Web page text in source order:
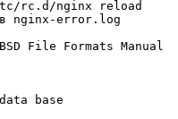
rc.d/nginx reload
в nginx-error.log
File Formats Manual
base